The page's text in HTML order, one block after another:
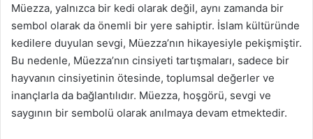
Müezza, yalnızca bir kedi olarak değil, aynı zamanda bir
sembol olarak da önemli bir yere sahiptir. İslam kültüründe
kedilere duyulan sevgi, Müezza’nın hikayesiyle pekişmiştir.
Bu nedenle, Müezza’nın cinsiyeti tartışmaları, sadece bir
hayvanın cinsiyetinin ötesinde, toplumsal değerler ve
inançlarla da bağlantılıdır. Müezza, hoşgörü, sevgi ve
saygının bir sembolü olarak anılmaya devam etmektedir.